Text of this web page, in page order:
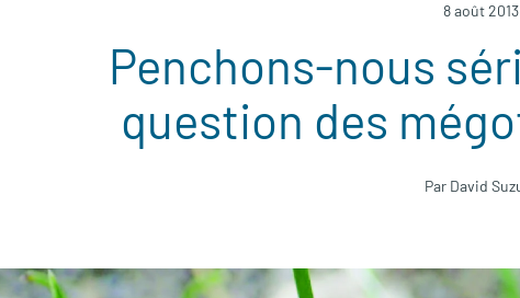
8 août 2013
Penchons-nous
question des
Par David